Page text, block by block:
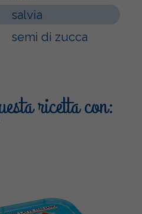
salvia
semi di zucca
ricetta con: